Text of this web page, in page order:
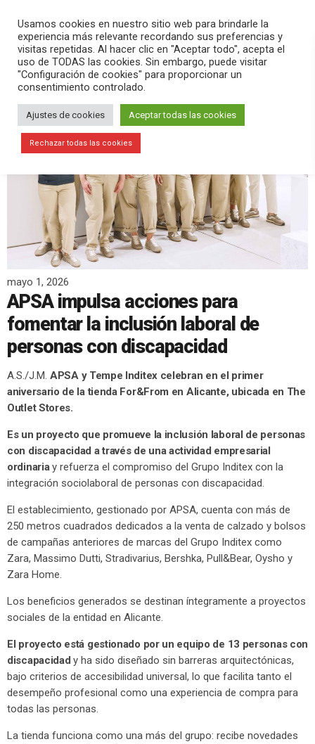
search menu pause PLAY
mayo 1, 2026
APSA impulsa acciones para
fomentar la inclusión laboral de
personas con discapacidad
A.S./J.M. APSA y Tempe Inditex celebran en el primer
aniversario de la tienda For&From en Alicante, ubicada en The
Outlet Stores.
Es un proyecto que promueve la inclusión laboral de personas
con discapacidad a través de una actividad empresarial
ordinariay refuerza el compromiso del Grupo Inditex con la
integración sociolaboral de personas con discapacidad.
El establecimiento, gestionado por APSA, cuenta con más de
250 metros cuadrados dedicados a la venta de calzado y bolsos
de campañas anteriores de marcas del Grupo Inditex como
Zara, Massimo Dutti, Stradivarius, Bershka, Pull&Bear, Oysho y
Zara Home.
Los beneficios generados se destinan íntegramente a proyectos
sociales de la entidad en Alicante.
El proyecto está gestionado por un equipo de 13 personas con
discapacidad y ha sido diseñado sin barreras arquitectónicas,
bajo criterios de accesibilidad universal, lo que facilita tanto el
desempeño profesional como una experiencia de compra para
todas las personas.
La tienda funciona como una más del grupo: recibe novedades
Usamos cookies en nuestro sitio web para brindarle la
experiencia más relevante recordando sus preferencias y
visitas repetidas. Al hacer clic en "Aceptar todo", acepta el
uso de TODAS las cookies. Sin embargo, puede visitar
"Configuración de cookies" para proporcionar un
consentimiento controlado.
Ajustes de cookies Aceptar todas las cookies
Rechazar todas las cookies